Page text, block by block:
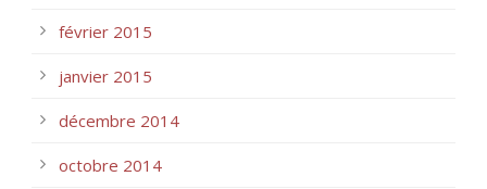
février 2015
janvier 2015
décembre 2014
octobre 2014